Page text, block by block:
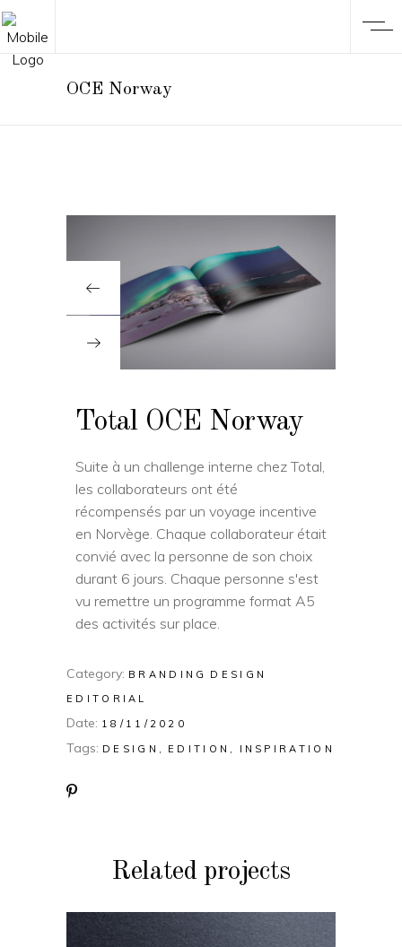
OCE Norway
Total OCE Norway
Suite à un challenge interne chez Total,
les collaborateurs ont été
récompensés par un voyage incentive
en Norvège. Chaque collaborateur était
convié avec la personne de son choix
durant 6 jours. Chaque personne s'est
vu remettre un programme format A5
des activités sur place.
Category: BRANDING
DESIGN
EDITORIAL
Date: 18/11/2020
Tags: DESIGN EDITION INSPIRATION
Related projects